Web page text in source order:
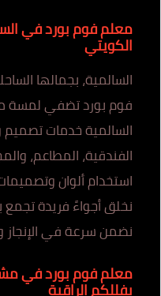
معلم فوم بورد في
الكويتي
السالمية، بجمالها
فوم بورد تضفي لمسة
السالمية خدمات
الفندقية، المطاعم،
استخدام ألوان
نخلق أجواءً فريدة تجمع
نضمن سرعة في
معلم فوم بورد في
بفللكم الراقية